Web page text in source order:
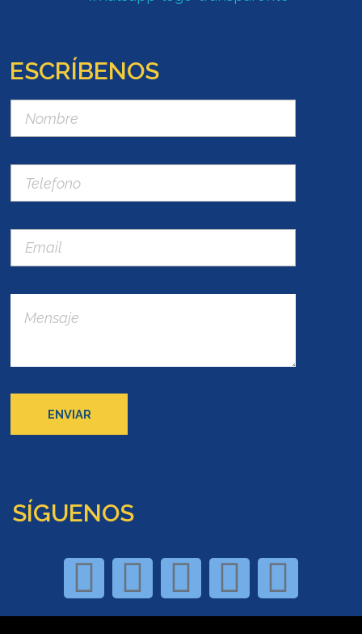
ESCRÍBENOS
SÍGUENOS